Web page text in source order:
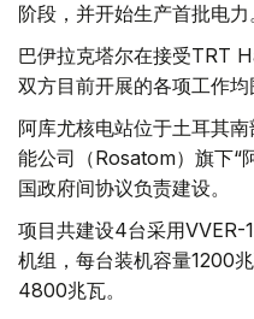
阶段，并开始生产首批电力
巴伊拉克塔尔在接受TRT
双方目前开展的各项工作均
阿库尤核电站位于土耳其
能公司（Rosatom）旗下“
国政府间协议负责建设。
项目共建设4台采用VVER-
机组，每台装机容量1200
4800兆瓦。